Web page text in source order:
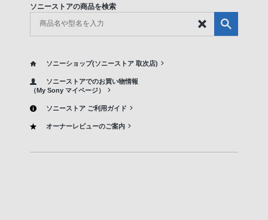
ソニーストアの商品を検索
ソニーショップ(ソニーストア 取次店)
ソニーストアでのお買い物情報
（My Sony マイページ）
ソニーストア ご利用ガイド
オーナーレビューのご案内